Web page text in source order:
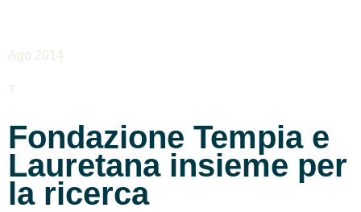
Ago 2014
7
Fondazione Tempia e
Lauretana insieme per
la ricerca